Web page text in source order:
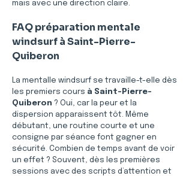
mais avec une direction claire.
FAQ préparation mentale
windsurf à Saint-Pierre-
Quiberon
La mentalle windsurf se travaille-t-elle dès
les premiers cours à Saint-Pierre-
Quiberon ? Oui, car la peur et la
dispersion apparaissent tôt. Même
débutant, une routine courte et une
consigne par séance font gagner en
sécurité. Combien de temps avant de voir
un effet ? Souvent, dès les premières
sessions avec des scripts d’attention et